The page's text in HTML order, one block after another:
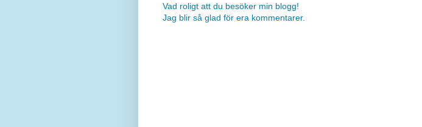
Vad roligt att du besöker min blogg!
Jag blir så glad för era kommentarer.